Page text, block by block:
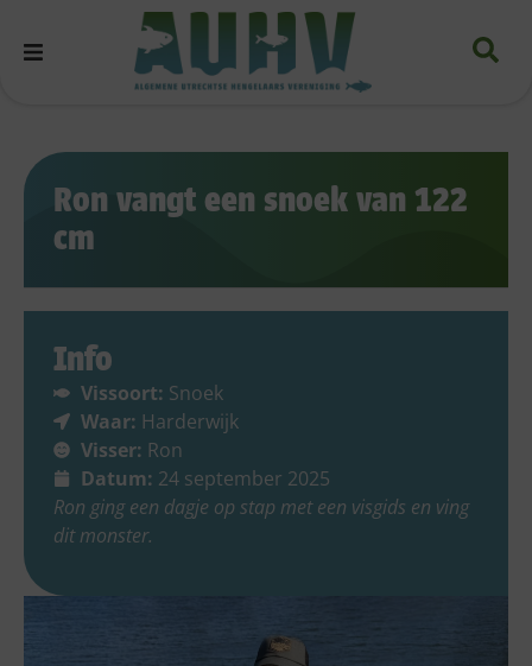
Ron vangt een snoek van 122
cm
Info
Vissoort: Snoek
Waar: Harderwijk
Visser: Ron
Datum: 24 september 2025
Ron ging een dagje op stap met een visgids en ving
dit monster.